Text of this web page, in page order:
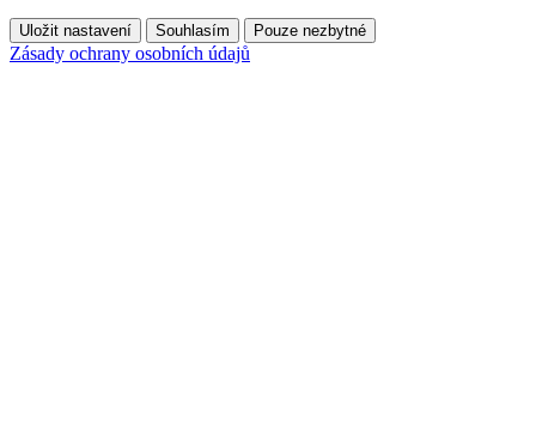
Uložit nastavení Souhlasím Pouze nezbytné
Zásady ochrany osobních údajů